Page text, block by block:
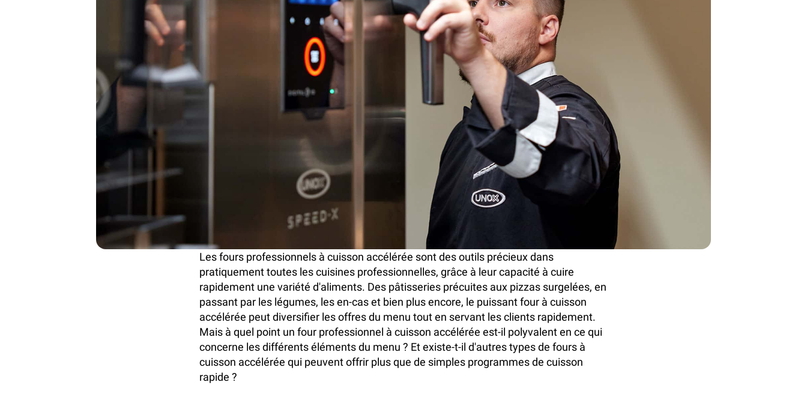
Les fours professionnels à cuisson accélérée sont des outils précieux dans
pratiquement toutes les cuisines professionnelles, grâce à leur capacité à cuire
rapidement une variété d'aliments. Des pâtisseries précuites aux pizzas surgelées, en
passant par les légumes, les en-cas et bien plus encore, le puissant four à cuisson
accélérée peut diversifier les offres du menu tout en servant les clients rapidement.
Mais à quel point un four professionnel à cuisson accélérée est-il polyvalent en ce qui
concerne les différents éléments du menu ? Et existe-t-il d'autres types de fours à
cuisson accélérée qui peuvent offrir plus que de simples programmes de cuisson
rapide ?